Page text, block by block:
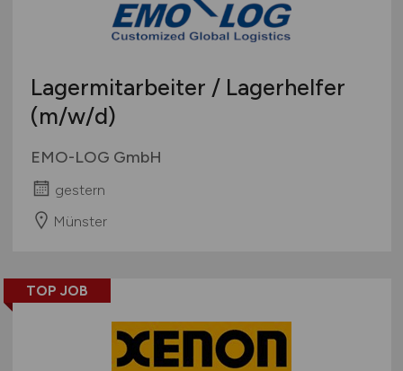
Lagermitarbeiter / Lagerhelfer
(m/w/d)
EMO-LOG GmbH
gestern
Münster
TOP JOB